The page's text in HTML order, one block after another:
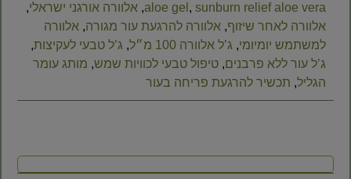
aloe gel , sunburn relief aloe vera
, אלוורה אורגני ישראלי,
אלוורה לאחר שיזוף, אלוורה להרגעת עור מגורה, אלוורה
למשתמש יומיומי, ג’ל אלוורה 100 מ״ל , ג’ל טבעי לעקיצות,
ג’ל עור ללא פרבנים, טיפול טבעי לכוויות שמש, מותג עומר
הגליל, תכשיר להרגעת פריחה בעור